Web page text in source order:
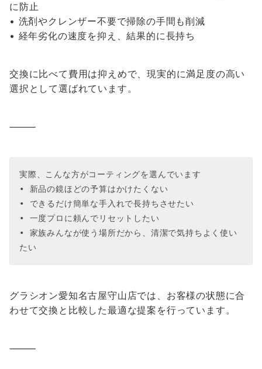
に防止
• 洗剤やクレンザー不要で掃除の手間も削減
• 経年劣化の速度を抑え、結果的に長持ち
交換に比べて費用は抑えめで、現実的に満足度の高い
選択として選ばれています。
⸻
実際、こんな方がコーティングを選んでいます
• 新品の鏡ほどの予算はかけたくない
• できるだけ簡単な手入れで長持ちさせたい
• 一度プロに頼んでリセットしたい
• 家族みんなが使う場所だから、清潔で気持ちよく使い
たい
グラシオン愛知名古屋守山店では、お客様の状態に合
わせて交換と比較した最適な提案を行っています。
⸻